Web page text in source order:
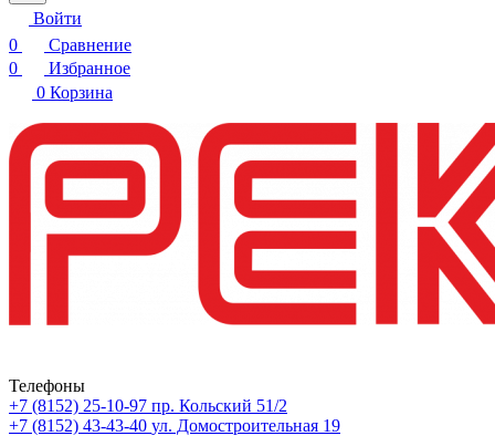
Войти
0
Сравнение
0
Избранное
0 Корзина
Телефоны
+7 (8152) 25-10-97 пр. Кольский 51/2
+7 (8152) 43-43-40 ул. Домостроительная 19